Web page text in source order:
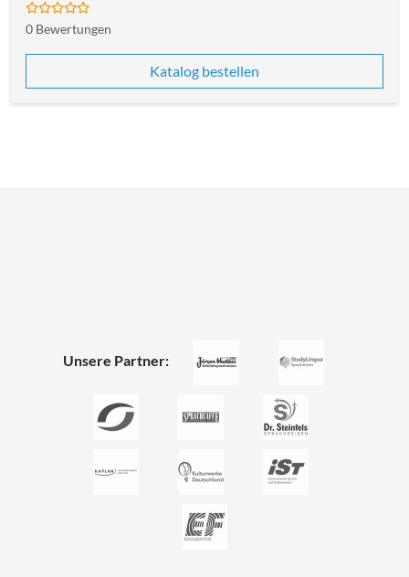
0 Bewertungen
Katalog bestellen
Unsere Partner: